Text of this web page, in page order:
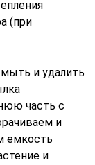
(при
и удалить
часть с
и
емкость
и